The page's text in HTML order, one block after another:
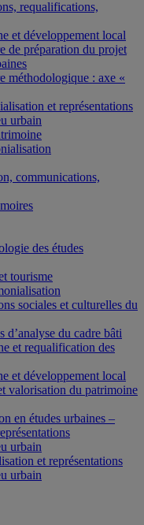
requalifications,
et développement local
de préparation du projet
méthodologique : axe «
et représentations
urbain
communications,
des études
tourisme
sociales et culturelles du
du cadre bâti
et requalification des
et développement local
valorisation du patrimoine
en études urbaines –
urbain
et représentations
urbain